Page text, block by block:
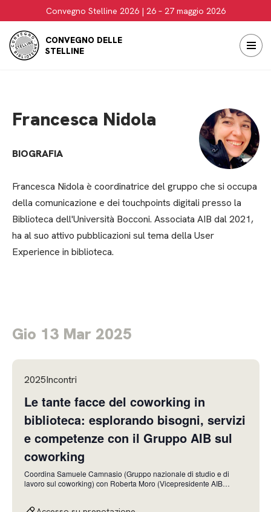
Vai
al
Convegno Stelline 2026 | 26 – 27 maggio 2026
CONVEGNO DELLE
STELLINE
Francesca Nidola
BIOGRAFIA
Francesca Nidola è coordinatrice del gruppo che si occupa
della comunicazione e dei touchpoints digitali presso la
Biblioteca dell'Università Bocconi. Associata AIB dal 2021,
ha al suo attivo pubblicazioni sul tema della User
Experience in biblioteca.
Gio 13 Mar 2025
2025Incontri
Le tante facce del coworking in
biblioteca: esplorando bisogni, servizi
e competenze con il Gruppo AIB sul
coworking
Coordina Samuele Camnasio (Gruppo nazionale di studio e di
lavoro sul coworking) con Roberta Moro (Vicepresidente AIB